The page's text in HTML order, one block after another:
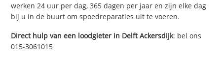
werken 24 uur per dag, 365 dagen per jaar en zijn elke dag
bij u in de buurt om spoedreparaties uit te voeren.
Direct hulp van een loodgieter in Delft Ackersdijk: bel ons
015-3061015